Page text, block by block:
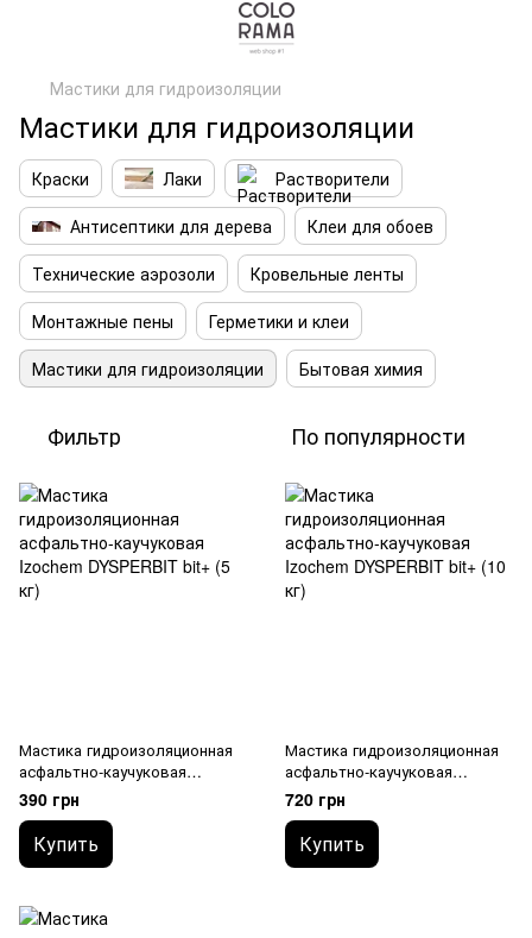
Мастики для гидроизоляции
Мастики для гидроизоляции
Краски Лаки
Растворители
Антисептики для дерева
Клеи для обоев
Технические аэрозоли
Кровельные ленты
Монтажные пены
Герметики и клеи
Мастики для гидроизоляции
Бытовая химия
Фильтр По популярности
Мастика гидроизоляционная
асфальтно-каучуковая
Izochem DYSPERBIT bit+ (5 кг)
390 грн
Купить
Мастика гидроизоляционная
асфальтно-каучуковая
Izochem DYSPERBIT bit+ (10
кг)
720 грн
Купить